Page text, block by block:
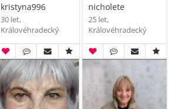
kristyna996
30 let,
Královéhradecký
nicholete
25 let,
Královéhradecký